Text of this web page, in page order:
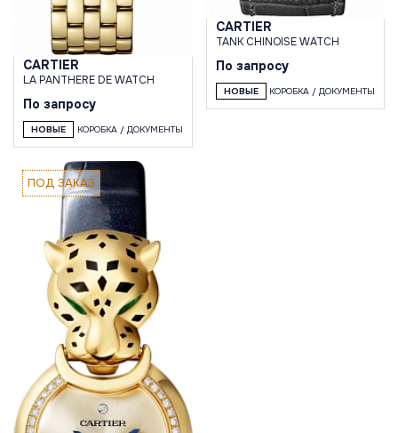
CARTIER
LA PANTHERE DE WATCH
По запросу
НОВЫЕ КОРОБКА / ДОКУМЕНТЫ
CARTIER
TANK CHINOISE WATCH
По запросу
НОВЫЕ КОРОБКА / ДОКУМЕНТЫ
ПОД ЗАКАЗ